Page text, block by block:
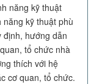
năng kỹ thuật
kỹ thuật phù
định, hướng dẫn
tổ chức nhà
thích với hệ
cơ quan, tổ chức.